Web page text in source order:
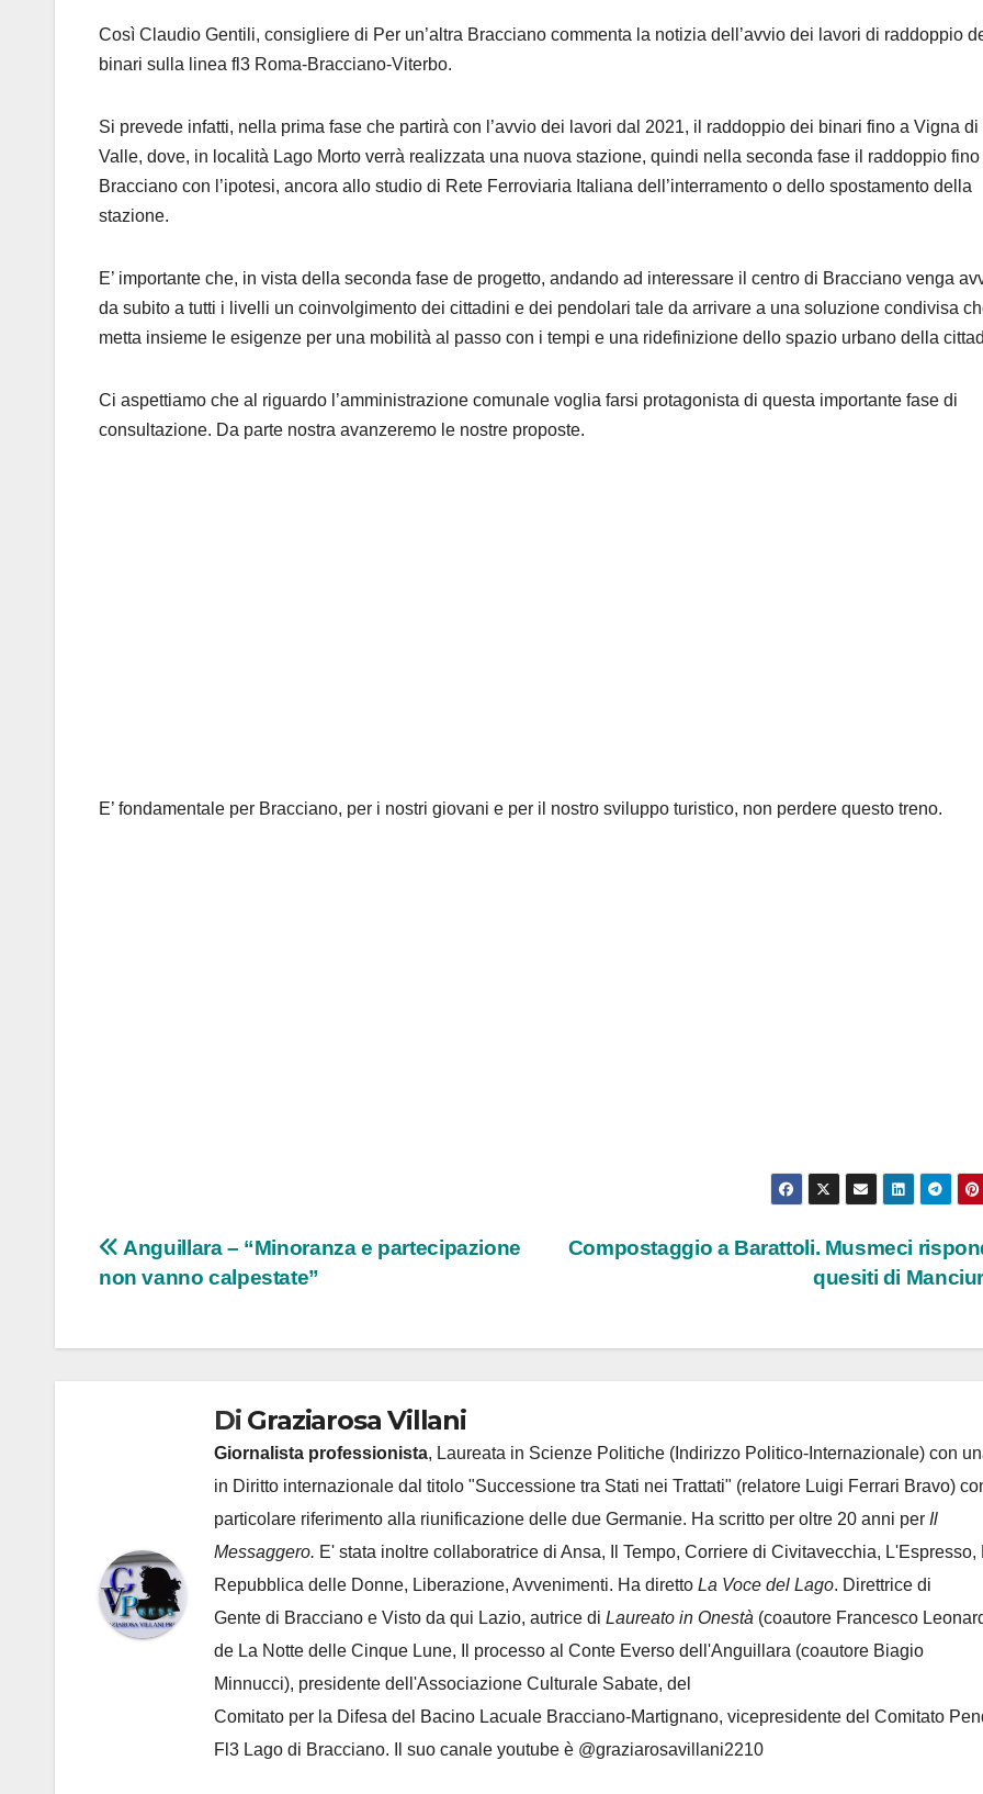
Così Claudio Gentili, consigliere di Per un’altra Bracciano commenta la notizia dell’avvio dei lavori di raddoppio
binari sulla linea fl3 Roma-Bracciano-Viterbo.
Si prevede infatti, nella prima fase che partirà con l’avvio dei lavori dal 2021, il raddoppio dei binari fino a Vigna di
Valle, dove, in località Lago Morto verrà realizzata una nuova stazione, quindi nella seconda fase il raddoppio fino
Bracciano con l’ipotesi, ancora allo studio di Rete Ferroviaria Italiana dell’interramento o dello spostamento della
stazione.
E’ importante che, in vista della seconda fase de progetto, andando ad interessare il centro di Bracciano venga
da subito a tutti i livelli un coinvolgimento dei cittadini e dei pendolari tale da arrivare a una soluzione condivisa
metta insieme le esigenze per una mobilità al passo con i tempi e una ridefinizione dello spazio urbano della
Ci aspettiamo che al riguardo l’amministrazione comunale voglia farsi protagonista di questa importante fase di
consultazione. Da parte nostra avanzeremo le nostre proposte.
E’ fondamentale per Bracciano, per i nostri giovani e per il nostro sviluppo turistico, non perdere questo treno.
Navigazione
Compostaggio a Barattoli. Musmeci
quesiti di
Anguillara – “Minoranza e partecipazione
non vanno calpestate”
Di Graziarosa Villani
Giornalista professionista, Laureata in Scienze Politiche (Indirizzo Politico-Internazionale) con
in Diritto internazionale dal titolo "Successione tra Stati nei Trattati" (relatore Luigi Ferrari Bravo)
particolare riferimento alla riunificazione delle due Germanie. Ha scritto per oltre 20 anni per Il
Messaggero. E' stata inoltre collaboratrice di Ansa, Il Tempo, Corriere di Civitavecchia, L'Espresso,
Repubblica delle Donne, Liberazione, Avvenimenti. Ha diretto La Voce del Lago. Direttrice di
Gente di Bracciano e Visto da qui Lazio, autrice di Laureato in Onestà (coautore Francesco
de La Notte delle Cinque Lune, Il processo al Conte Everso dell'Anguillara (coautore Biagio
Minnucci), presidente dell'Associazione Culturale Sabate, del
Comitato per la Difesa del Bacino Lacuale Bracciano-Martignano, vicepresidente del Comitato
Fl3 Lago di Bracciano. Il suo canale youtube è @graziarosavillani2210